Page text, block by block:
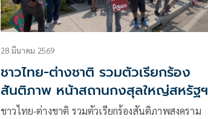
28 มีนาคม 2569
ชาวไทย-ต่างชาติ รวมตัวเรียกร้อง
สันติภาพ หน้าสถานกงสุลใหญ่สหรัฐฯ
เชียงใหม่
ชาวไทย-ต่างชาติ รวมตัวเรียกร้องสันติภาพสงคราม